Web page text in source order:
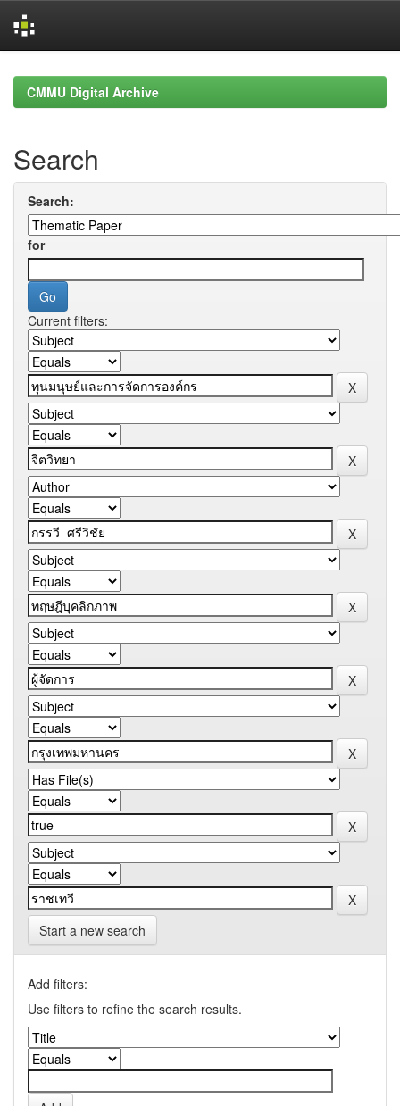
navigationCMMU Digital Archive
Search
Search:
for
Current filters:
Start a new search
Add filters:
Use filters to refine the search results.